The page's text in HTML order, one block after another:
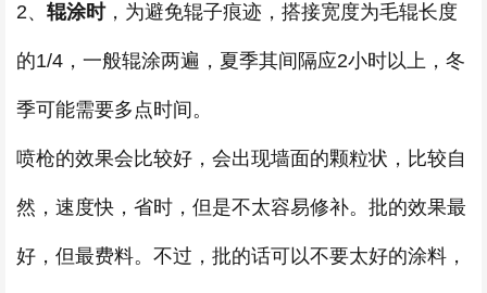
2、 辊涂时，为避免辊子痕迹，搭接宽度为毛辊长度
的1/4，一般辊涂两遍，夏季其间隔应2小时以上，冬
季可能需要多点时间。
喷枪的效果会比较好，会出现墙面的颗粒状，比较自
然，速度快，省时，但是不太容易修补。批的效果最
好，但最费料。不过，批的话可以不要太好的涂料，